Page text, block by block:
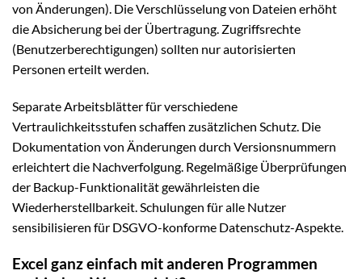
von Änderungen). Die Verschlüsselung von Dateien erhöht
die Absicherung bei der Übertragung. Zugriffsrechte
(Benutzerberechtigungen) sollten nur autorisierten
Personen erteilt werden.
Separate Arbeitsblätter für verschiedene
Vertraulichkeitsstufen schaffen zusätzlichen Schutz. Die
Dokumentation von Änderungen durch Versionsnummern
erleichtert die Nachverfolgung. Regelmäßige Überprüfungen
der Backup-Funktionalität gewährleisten die
Wiederherstellbarkeit. Schulungen für alle Nutzer
sensibilisieren für DSGVO-konforme Datenschutz-Aspekte.
Excel ganz einfach mit anderen Programmen